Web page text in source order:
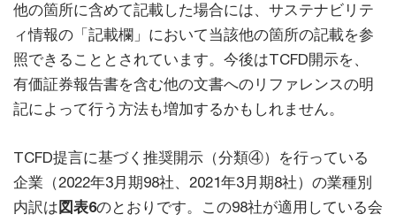
他の箇所に含めて記載した場合には、サステナビリテ
ィ情報の「記載欄」において当該他の箇所の記載を参
照できることとされています。今後はTCFD開示を、
有価証券報告書を含む他の文書へのリファレンスの明
記によって行う方法も増加するかもしれません。
TCFD提言に基づく推奨開示（分類④）を行っている
企業（2022年3月期98社、2021年3月期8社）の業種別
内訳は 図表6のとおりです。この98社が適用している会